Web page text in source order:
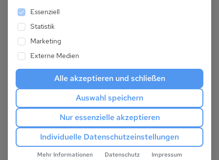
Es folgt eine Liste der Service-Gruppen, für die
Essenziell
Statistik
Marketing
Externe Medien
Alle akzeptieren und schließen
Auswahl speichern
Nur essenzielle akzeptieren
Individuelle Datenschutzeinstellungen
Mehr Informationen Datenschutz Impressum